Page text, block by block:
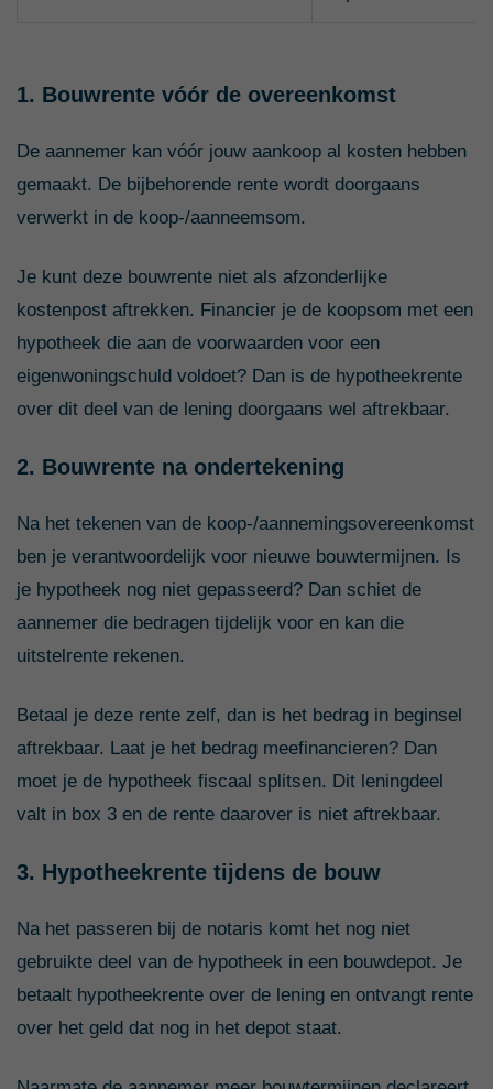
1. Bouwrente vóór de overeenkomst
De aannemer kan vóór jouw aankoop al kosten hebben
gemaakt. De bijbehorende rente wordt doorgaans
verwerkt in de koop-/aanneemsom.
Je kunt deze bouwrente niet als afzonderlijke
kostenpost aftrekken. Financier je de koopsom met een
hypotheek die aan de voorwaarden voor een
eigenwoningschuld voldoet? Dan is de hypotheekrente
over dit deel van de lening doorgaans wel aftrekbaar.
2. Bouwrente na ondertekening
Na het tekenen van de koop-/aannemingsovereenkomst
ben je verantwoordelijk voor nieuwe bouwtermijnen. Is
je hypotheek nog niet gepasseerd? Dan schiet de
aannemer die bedragen tijdelijk voor en kan die
uitstelrente rekenen.
Betaal je deze rente zelf, dan is het bedrag in beginsel
aftrekbaar. Laat je het bedrag meefinancieren? Dan
moet je de hypotheek fiscaal splitsen. Dit leningdeel
valt in box 3 en de rente daarover is niet aftrekbaar.
3. Hypotheekrente tijdens de bouw
Na het passeren bij de notaris komt het nog niet
gebruikte deel van de hypotheek in een bouwdepot. Je
betaalt hypotheekrente over de lening en ontvangt rente
over het geld dat nog in het depot staat.